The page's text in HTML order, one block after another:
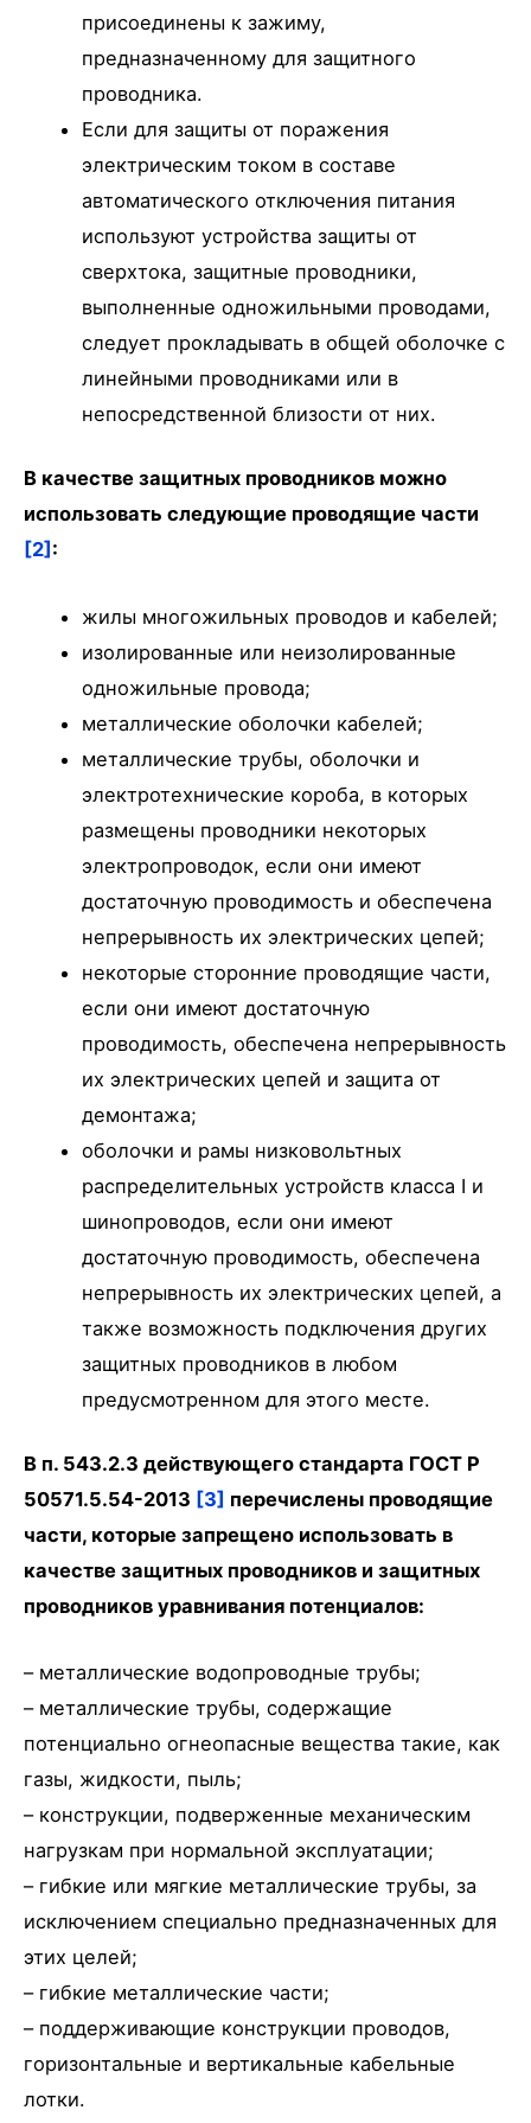
присоединены к зажиму,
предназначенному для защитного
проводника.
Если для защиты от поражения
электрическим током в составе
автоматического отключения питания
используют устройства защиты от
сверхтока, защитные проводники,
выполненные одножильными проводами,
следует прокладывать в общей оболочке с
линейными проводниками или в
непосредственной близости от них.
В качестве защитных проводников можно
использовать следующие проводящие части
[2] :
жилы многожильных проводов и кабелей;
изолированные или неизолированные
одножильные провода;
металлические оболочки кабелей;
металлические трубы, оболочки и
электротехнические короба, в которых
размещены проводники некоторых
электропроводок, если они имеют
достаточную проводимость и обеспечена
непрерывность их электрических цепей;
некоторые сторонние проводящие части,
если они имеют достаточную
проводимость, обеспечена непрерывность
их электрических цепей и защита от
демонтажа;
оболочки и рамы низковольтных
распределительных устройств класса I и
шинопроводов, если они имеют
достаточную проводимость, обеспечена
непрерывность их электрических цепей, а
также возможность подключения других
защитных проводников в любом
предусмотренном для этого месте.
В п. 543.2.3 действующего стандарта ГОСТ Р
50571.5.54-2013 [3] перечислены проводящие
части, которые запрещено использовать в
качестве защитных проводников и защитных
проводников уравнивания потенциалов:
– металлические водопроводные трубы;
– металлические трубы, содержащие
потенциально огнеопасные вещества такие, как
газы, жидкости, пыль;
– конструкции, подверженные механическим
нагрузкам при нормальной эксплуатации;
– гибкие или мягкие металлические трубы, за
исключением специально предназначенных для
этих целей;
– гибкие металлические части;
– поддерживающие конструкции проводов,
горизонтальные и вертикальные кабельные
лотки.